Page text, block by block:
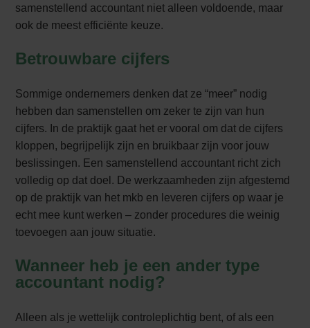
samenstellend accountant niet alleen voldoende, maar
ook de meest efficiënte keuze.
Betrouwbare cijfers
Sommige ondernemers denken dat ze “meer” nodig
hebben dan samenstellen om zeker te zijn van hun
cijfers. In de praktijk gaat het er vooral om dat de cijfers
kloppen, begrijpelijk zijn en bruikbaar zijn voor jouw
beslissingen. Een samenstellend accountant richt zich
volledig op dat doel. De werkzaamheden zijn afgestemd
op de praktijk van het mkb en leveren cijfers op waar je
echt mee kunt werken – zonder procedures die weinig
toevoegen aan jouw situatie.
Wanneer heb je een ander type
accountant nodig?
Alleen als je wettelijk controleplichtig bent, of als een